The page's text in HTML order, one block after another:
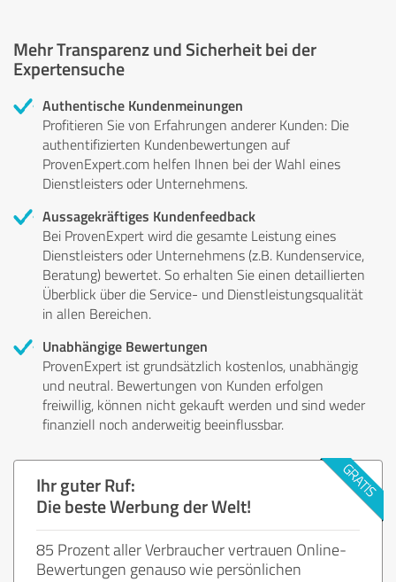
Mehr Transparenz und Sicherheit bei der
Expertensuche
Authentische Kundenmeinungen
Profitieren Sie von Erfahrungen anderer Kunden: Die
authentifizierten Kundenbewertungen auf
ProvenExpert.com helfen Ihnen bei der Wahl eines
Dienstleisters oder Unternehmens.
Aussagekräftiges Kundenfeedback
Bei ProvenExpert wird die gesamte Leistung eines
Dienstleisters oder Unternehmens (z.B. Kundenservice,
Beratung) bewertet. So erhalten Sie einen detaillierten
Überblick über die Service- und Dienstleistungsqualität
in allen Bereichen.
Unabhängige Bewertungen
ProvenExpert ist grundsätzlich kostenlos, unabhängig
und neutral. Bewertungen von Kunden erfolgen
freiwillig, können nicht gekauft werden und sind weder
finanziell noch anderweitig beeinflussbar.
Ihr guter Ruf:
Die beste Werbung der Welt!
85 Prozent aller Verbraucher vertrauen Online-
Bewertungen genauso wie persönlichen